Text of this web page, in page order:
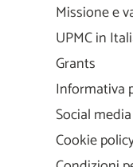
Missione e
UPMC in
Grants
Informativa
Social
Cookie